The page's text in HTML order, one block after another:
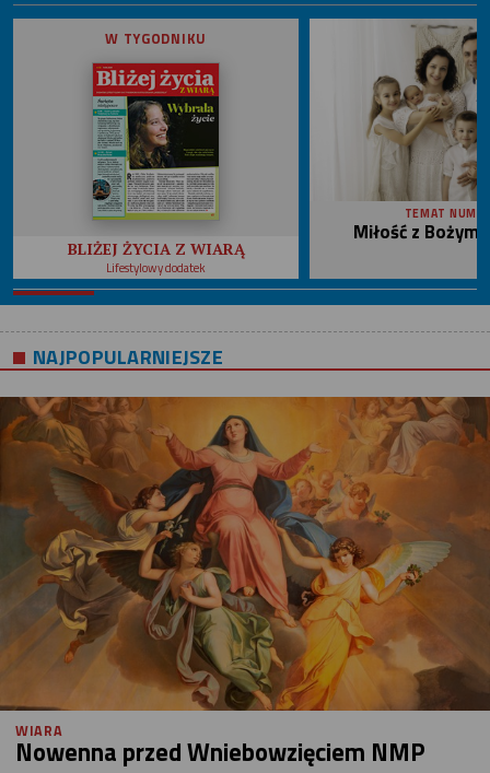
W TYGODNIKU
BLIŻEJ ŻYCIA Z WIARĄ
Lifestylowy dodatek
TEMAT
Miłość z
NAJPOPULARNIEJSZE
WIARA
Nowenna przed Wniebowzięciem NMP